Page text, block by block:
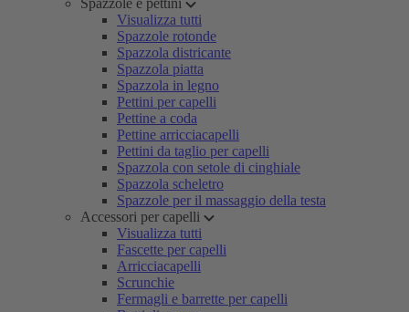
Spazzole e pettini
Visualizza tutti
Spazzole rotonde
Spazzola districante
Spazzola piatta
Spazzola in legno
Pettini per capelli
Pettine a coda
Pettine arricciacapelli
Pettini da taglio per capelli
Spazzola con setole di cinghiale
Spazzola scheletro
Spazzole per il massaggio della testa
Accessori per capelli
Visualizza tutti
Fascette per capelli
Arricciacapelli
Scrunchie
Fermagli e barrette per capelli